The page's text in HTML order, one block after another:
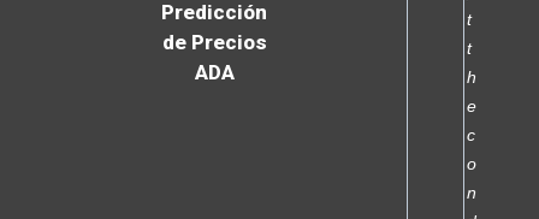
Predicción
de Precios
ADA
t
t
h
e
c
o
n